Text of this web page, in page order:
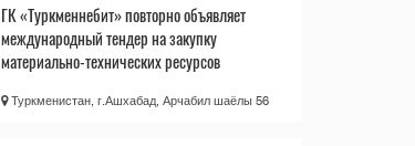
ГК «Туркменнебит» повторно объявляет
международный тендер на закупку
материально-технических ресурсов
Туркменистан, г.Ашхабад, Арчабил шаёлы 56